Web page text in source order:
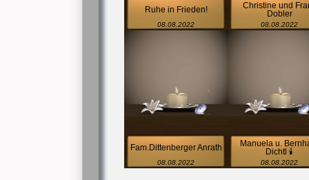
Ruhe in Frieden!
08.08.2022
Christine und
Dobler
08.08.2022
Fam.Dittenberger Anrath
08.08.2022
Manuela u.
Dichtl 🕯
08.08.2022